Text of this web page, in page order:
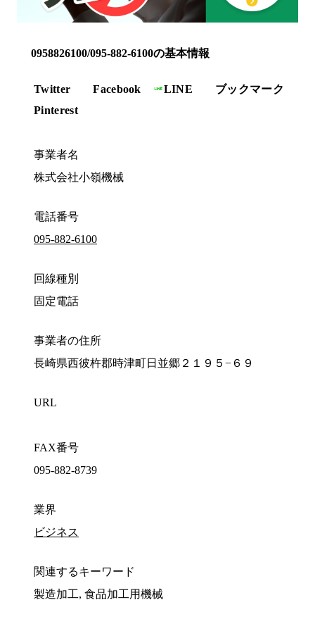
0958826100/095-882-6100の基本情報
Twitter Facebook LINE
ブックマーク
Pinterest
事業者名
株式会社小嶺機械
電話番号
095-882-6100
回線種別
固定電話
事業者の住所
長崎県西彼杵郡時津町日並郷２１９５−６９
URL
FAX番号
095-882-8739
業界
ビジネス
関連するキーワード
製造加工, 食品加工用機械